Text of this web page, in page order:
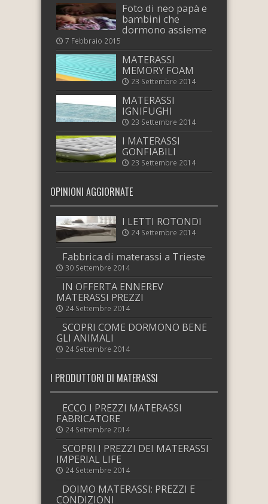
Foto di neo papà e
bambini che
dormono assieme
7 Febbraio 2015
MATERASSI
MEMORY FOAM
23 Settembre 2014
MATERASSI
IGNIFUGHI
23 Settembre 2014
I MATERASSI
GONFIABILI
23 Settembre 2014
OPINIONI AGGIORNATE
I LETTI ROTONDI
24 Settembre 2014
Fabbrica di materassi a Trieste
30 Settembre 2014
IN OFFERTA ENNEREV
MATERASSI PREZZI
24 Settembre 2014
SCOPRI COME DORMONO BENE
GLI ANIMALI
24 Settembre 2014
I PRODUTTORI DI MATERASSI
ECCO I PREZZI MATERASSI
FABRICATORE
24 Settembre 2014
SCOPRI I PREZZI DEI MATERASSI
IMPERIAL LIFE
24 Settembre 2014
DOIMO MATERASSI: PREZZI E
CONDIZIONI